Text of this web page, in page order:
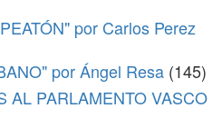
por Carlos Perez
por Ángel Resa (145)
AL PARLAMENTO VASCO